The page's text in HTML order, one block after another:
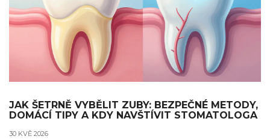
JAK ŠETRNĚ VYBĚLIT ZUBY: BEZPEČNÉ METODY,
DOMÁCÍ TIPY A KDY NAVŠTÍVIT STOMATOLOGA
30 KVĚ 2026